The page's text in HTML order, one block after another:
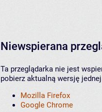
Niewspierana
Ta przeglądarka nie jest
pobierz aktualną wersję
Mozilla Firefox
Google Chrome